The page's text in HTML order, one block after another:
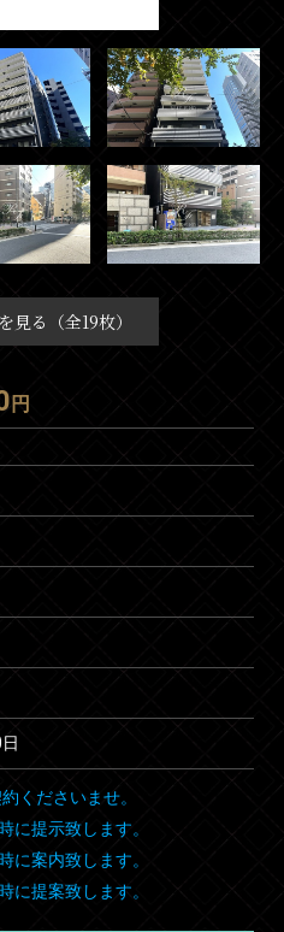
見る（全19枚）
円
くださいませ。
に提示致します。
に案内致します。
に提案致します。